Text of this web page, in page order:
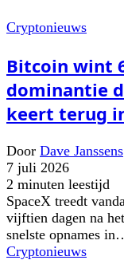
Cryptonieuws
Bitcoin wint
dominantie
keert terug
Door Dave Janssens
7 juli 2026
2 minuten leestijd
SpaceX treedt
vijftien dagen na
snelste opnames
Cryptonieuws